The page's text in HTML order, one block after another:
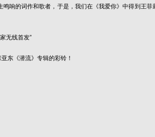
响的词作和歌者，于是，我们在《我爱你》中得到王
无线首发”
东《潜流》专辑的彩铃！